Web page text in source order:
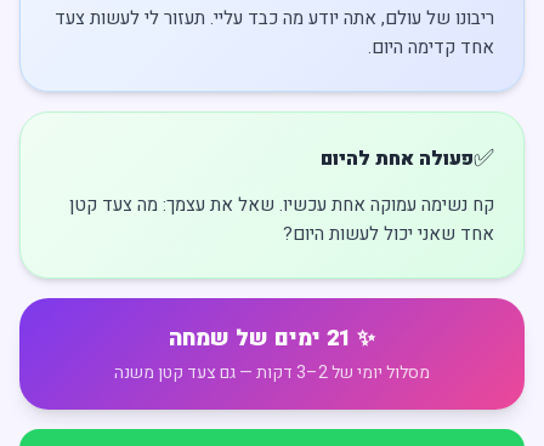
ריבונו של עולם, אתה יודע מה כבד עליי. תעזור לי לעשות צעד
אחד קדימה היום.
✅פעולה אחת להיום
קח נשימה עמוקה אחת עכשיו. שאל את עצמך: מה צעד קטן
אחד שאני יכול לעשות היום?
✨ 21 ימים של שמחה
מסלול יומי של 2–3 דקות — גם צעד קטן משנה